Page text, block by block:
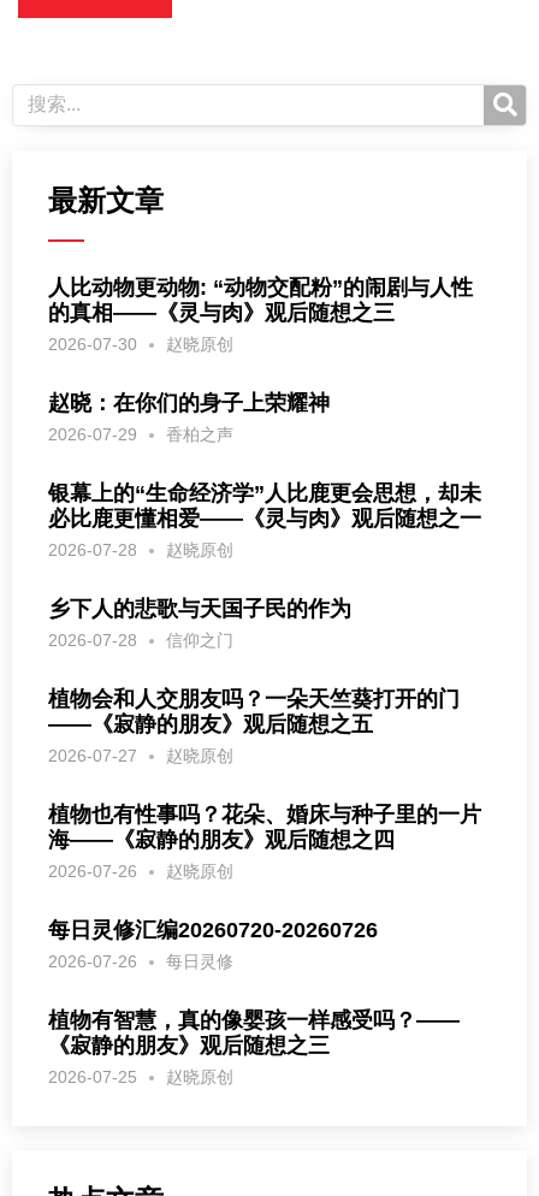
最新文章
人比动物更动物: “动物交配粉”的闹剧与人性
的真相——《灵与肉》观后随想之三
2026-07-30 赵晓原创
赵晓：在你们的身子上荣耀神
2026-07-29 香柏之声
银幕上的“生命经济学”人比鹿更会思想，却未
必比鹿更懂相爱——《灵与肉》观后随想之一
2026-07-28 赵晓原创
乡下人的悲歌与天国子民的作为
2026-07-28 信仰之门
植物会和人交朋友吗？一朵天竺葵打开的门
——《寂静的朋友》观后随想之五
2026-07-27 赵晓原创
植物也有性事吗？花朵、婚床与种子里的一片
海——《寂静的朋友》观后随想之四
2026-07-26 赵晓原创
每日灵修汇编20260720-20260726
2026-07-26 每日灵修
植物有智慧，真的像婴孩一样感受吗？——
《寂静的朋友》观后随想之三
2026-07-25 赵晓原创